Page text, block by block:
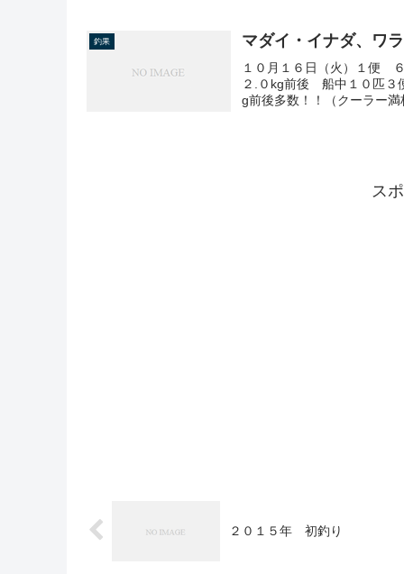
釣果 マダイ・イナダ、ワ
１０月１６日（火）１便
２.０kg前後 船中１０匹
g前後多数！！（クーラー
ス
２０１５年 初釣り